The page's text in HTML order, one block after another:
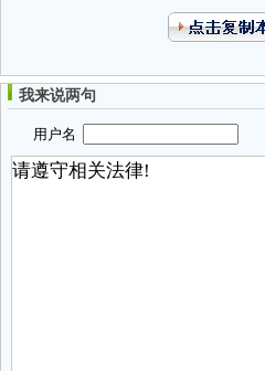
我来说两句
用户名